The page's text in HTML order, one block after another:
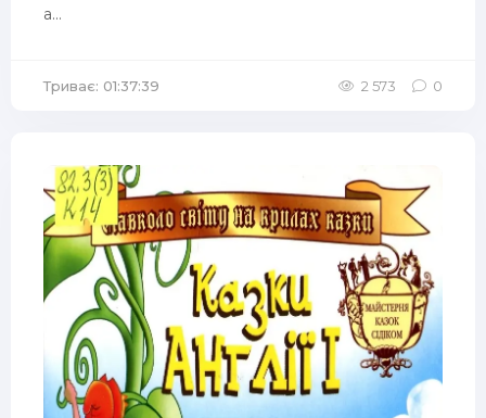
а...
Триває: 01:37:39 2 573 0